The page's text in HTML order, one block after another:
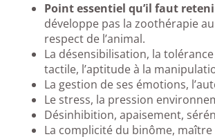
Point essentiel qu’il faut
développe pas la zoothérapie
respect de l’animal.
La désensibilisation, la
tactile, l’aptitude à la
La gestion de ses émotions,
Le stress, la pression
Désinhibition, apaisement,
La complicité du binôme, maître